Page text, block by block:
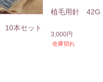
本セット
植毛用針
3,000円
在庫切れ